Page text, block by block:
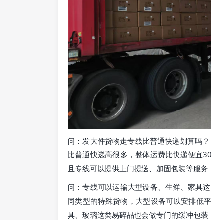
问：发大件货物走专线比普通快递划算吗
比普通快递高很多，整体运费比快递便宜
且专线可以提供上门提送、加固包装等服务
问：专线可以运输大型设备、生鲜、家具
同类型的特殊货物，大型设备可以安排低
具、玻璃这类易碎品也会做专门的缓冲包